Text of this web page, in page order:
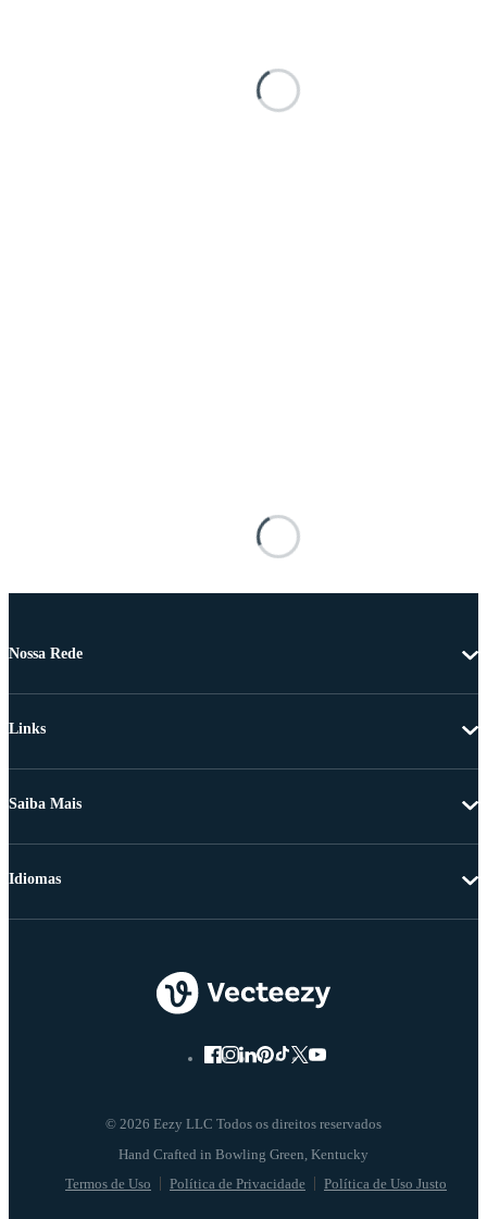
Nossa Rede
Links
Saiba Mais
© 2026 Eezy LLC Todos os direitos reservados
Termos de Uso Política de Privacidade Política de Uso Justo
Idiomas